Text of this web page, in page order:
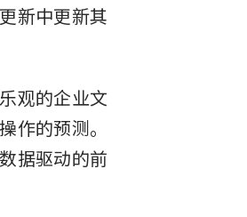
新中更新其
观的企业文
作的预测。
据驱动的前